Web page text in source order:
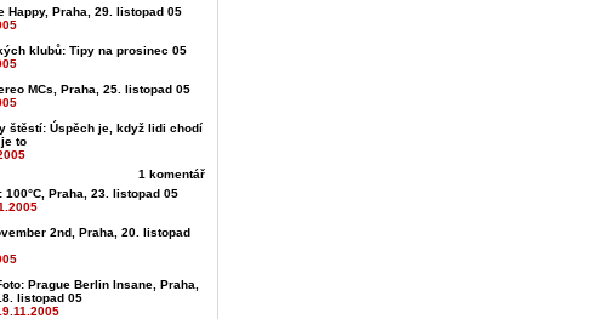
Happy, Praha, 29. listopad 05
klubů: Tipy na prosinec 05
MCs, Praha, 25. listopad 05
štěstí: Úspěch je, když lidi chodí
to
1 komentář
100°C, Praha, 23. listopad 05
2nd, Praha, 20. listopad
Prague Berlin Insane, Praha,
listopad 05